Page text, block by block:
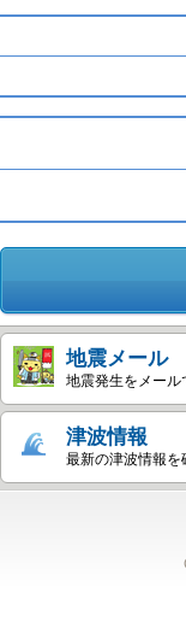
地震メール
地震発生をメール
津波情報
最新の津波情報を